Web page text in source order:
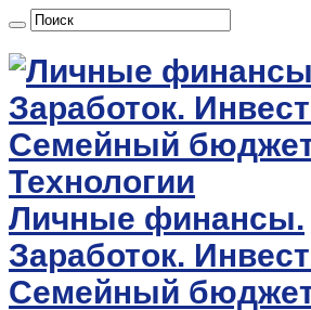
Личные финансы.
Заработок.
Семейный